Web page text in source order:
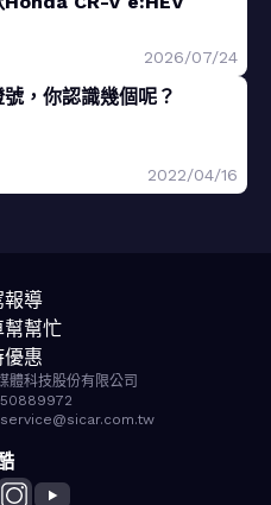
2026/07/24
，你認識幾個呢？
2022/04/16
報導
幫幫忙
優惠
體科技股份有限公司